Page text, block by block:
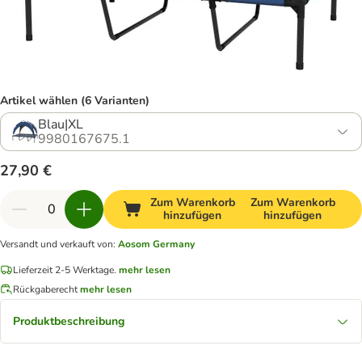
Artikel wählen (6 Varianten)
Blau|XL
9980167675.1
27,90 €
Zum Warenkorb
hinzufügen
Zum Warenkorb
hinzufügen
Versandt und verkauft von: Aosom Germany
Lieferzeit 2-5 Werktage. mehr lesen
Rückgaberechtmehr lesen
Produktbeschreibung